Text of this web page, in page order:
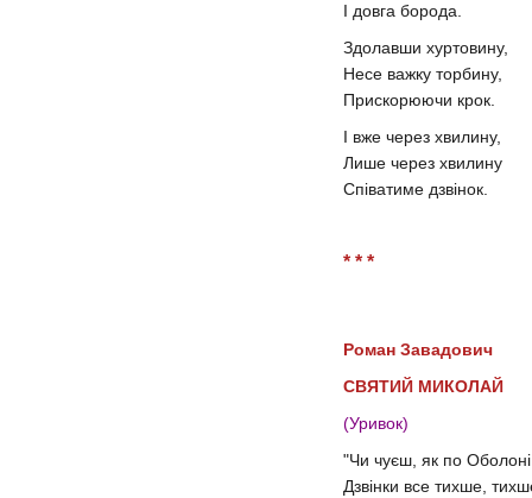
І довга борода.
Здолавши хуртовину,
Несе важку торбину,
Прискорюючи крок.
І вже через хвилину,
Лише через хвилину
Співатиме дзвінок.
* * *
Роман Завадович
СВЯТИЙ МИКОЛАЙ
(Уривок)
"Чи чуєш, як по
Дзвінки все тихше,